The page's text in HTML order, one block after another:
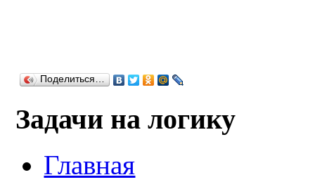
Поделиться…
Задачи на логику
Главная